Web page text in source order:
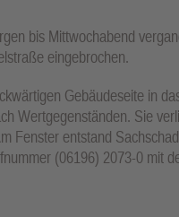
bis Mittwochabend
eingebrochen.
Gebäudeseite in
Wertgegenständen. Sie
Fenster entstand
(06196) 2073-0 mit